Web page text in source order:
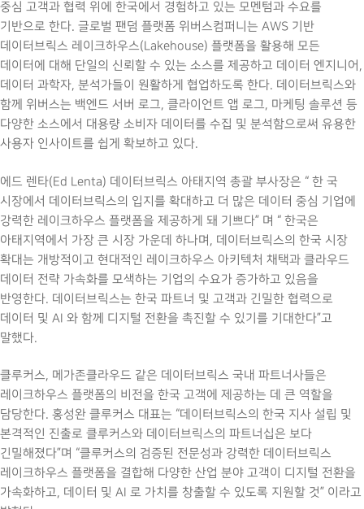
중심 고객과 협력 위에 한국에서 경험하고 있는 모멘텀과 수요를
기반으로 한다. 글로벌 팬덤 플랫폼 위버스컴퍼니는 AWS 기반
데이터브릭스 레이크하우스(Lakehouse) 플랫폼을 활용해 모든
데이터에 대해 단일의 신뢰할 수 있는 소스를 제공하고 데이터 엔지니어,
데이터 과학자, 분석가들이 원활하게 협업하도록 한다. 데이터브릭스와
함께 위버스는 백엔드 서버 로그, 클라이언트 앱 로그, 마케팅 솔루션 등
다양한 소스에서 대용량 소비자 데이터를 수집 및 분석함으로써 유용한
사용자 인사이트를 쉽게 확보하고 있다.
에드 렌타(Ed Lenta) 데이터브릭스 아태지역 총괄 부사장은 “ 한 국
시장에서 데이터브릭스의 입지를 확대하고 더 많은 데이터 중심 기업에
강력한 레이크하우스 플랫폼을 제공하게 돼 기쁘다” 며 “ 한국은
아태지역에서 가장 큰 시장 가운데 하나며, 데이터브릭스의 한국 시장
확대는 개방적이고 현대적인 레이크하우스 아키텍처 채택과 클라우드
데이터 전략 가속화를 모색하는 기업의 수요가 증가하고 있음을
반영한다. 데이터브릭스는 한국 파트너 및 고객과 긴밀한 협력으로
데이터 및 AI 와 함께 디지털 전환을 촉진할 수 있기를 기대한다”고
말했다.
클루커스, 메가존클라우드 같은 데이터브릭스 국내 파트너사들은
레이크하우스 플랫폼의 비전을 한국 고객에 제공하는 데 큰 역할을
담당한다. 홍성완 클루커스 대표는 “데이터브릭스의 한국 지사 설립 및
본격적인 진출로 클루커스와 데이터브릭스의 파트너십은 보다
긴밀해졌다”며 “클루커스의 검증된 전문성과 강력한 데이터브릭스
레이크하우스 플랫폼을 결합해 다양한 산업 분야 고객이 디지털 전환을
가속화하고, 데이터 및 AI 로 가치를 창출할 수 있도록 지원할 것” 이라고